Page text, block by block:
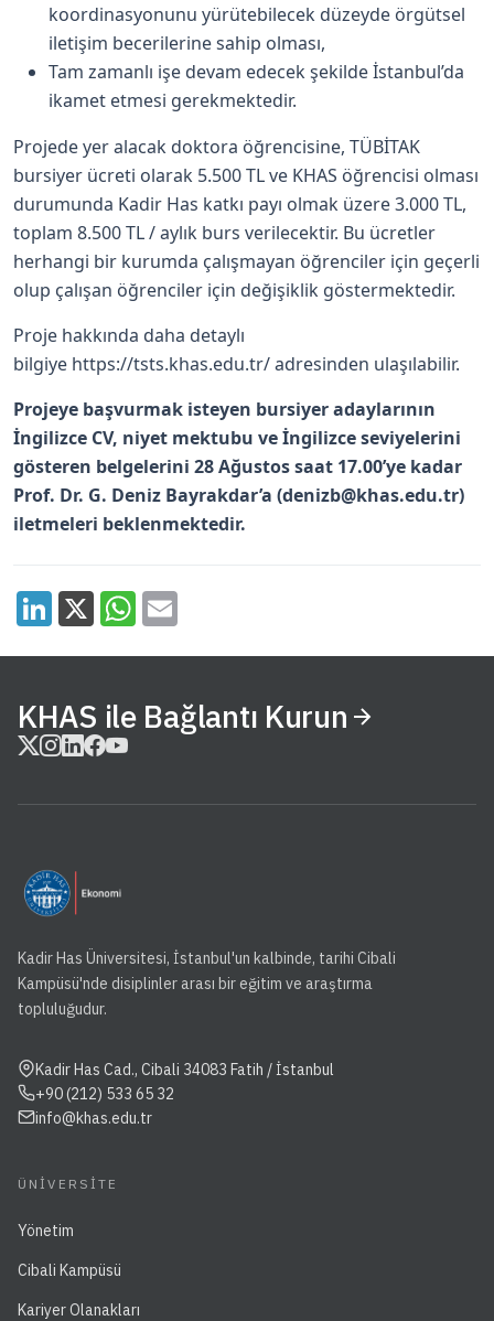
koordinasyonunu yürütebilecek düzeyde örgütsel
iletişim becerilerine sahip olması,
Tam zamanlı işe devam edecek şekilde İstanbul’da
ikamet etmesi gerekmektedir.
Projede yer alacak doktora öğrencisine, TÜBİTAK
bursiyer ücreti olarak 5.500 TL ve KHAS öğrencisi olması
durumunda Kadir Has katkı payı olmak üzere 3.000 TL,
toplam 8.500 TL / aylık burs verilecektir. Bu ücretler
herhangi bir kurumda çalışmayan öğrenciler için geçerli
olup çalışan öğrenciler için değişiklik göstermektedir.
Proje hakkında daha detaylı
bilgiye https://tsts.khas.edu.tr/adresinden ulaşılabilir.
Projeye başvurmak isteyen bursiyer adaylarının
İngilizce CV, niyet mektubu ve İngilizce seviyelerini
gösteren belgelerini 28 Ağustos saat 17.00’ye kadar
Prof. Dr. G. Deniz Bayrakdar’a (denizb@khas.edu.tr)
iletmeleri beklenmektedir.
KHAS ile Bağlantı Kurun
Kadir Has Üniversitesi, İstanbul'un kalbinde, tarihi Cibali
Kampüsü'nde disiplinler arası bir eğitim ve araştırma
topluluğudur.
Kadir Has Cad., Cibali 34083 Fatih / İstanbul
+90 (212) 533 65 32
info@khas.edu.tr
ÜNIVERSITE
Yönetim
Cibali Kampüsü
Kariyer Olanakları